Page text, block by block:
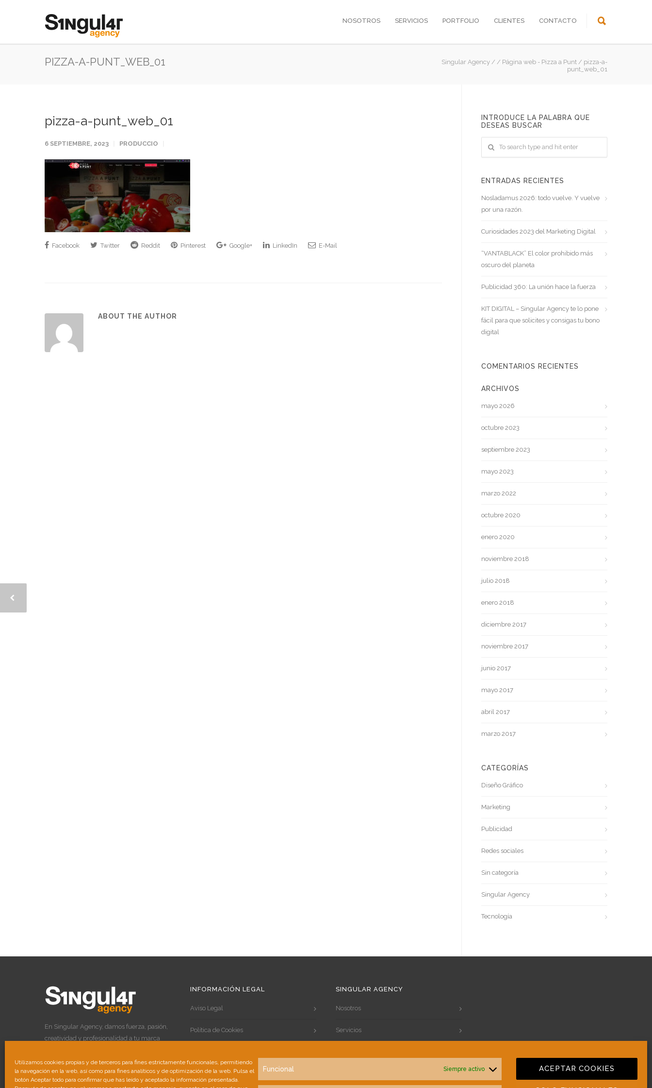
Utilizamos cookies propias y de terceros para fines estrictamente funcionales, permitiendo
la navegación en la web, así como para fines analíticos y de optimización de la web. Pulsa el
botón Aceptar todo para confirmar que has leído y aceptado la información presentada.
Funcional Siempre activo ACEPTAR COOKIES
NOSOTROS SERVICIOS PORTFOLIO CLIENTES CONTACTO
PIZZA-A-PUNT_WEB_01 Singular Agency / / Página web - Pizza a Punt / pizza-a-
punt_web_01
pizza-a-punt_web_01
6 SEPTIEMBRE, 2023 PRODUCCIO
Facebook Twitter Reddit Pinterest Google+ LinkedIn E-Mail
ABOUT THE AUTHOR
INTRODUCE LA PALABRA QUE
DESEAS BUSCAR
ENTRADAS RECIENTES
Nosladamus 2026: todo vuelve. Y vuelve
por una razón.
Curiosidades 2023 del Marketing Digital
“VANTABLACK” El color prohibido más
oscuro del planeta
Publicidad 360: La unión hace la fuerza
KIT DIGITAL – Singular Agency te lo pone
fácil para que solicites y consigas tu bono
digital
COMENTARIOS RECIENTES
ARCHIVOS
mayo 2026
octubre 2023
septiembre 2023
mayo 2023
marzo 2022
octubre 2020
enero 2020
noviembre 2018
julio 2018
enero 2018
diciembre 2017
noviembre 2017
junio 2017
mayo 2017
abril 2017
marzo 2017
CATEGORÍAS
Diseño Gráfico
Marketing
Publicidad
Redes sociales
Sin categoría
Singular Agency
Tecnología
En Singular Agency, damos fuerza, pasión,
creatividad y profesionalidad a tu marca
INFORMACIÓN LEGAL
Aviso Legal
Política de Cookies
SINGULAR AGENCY
Nosotros
Servicios